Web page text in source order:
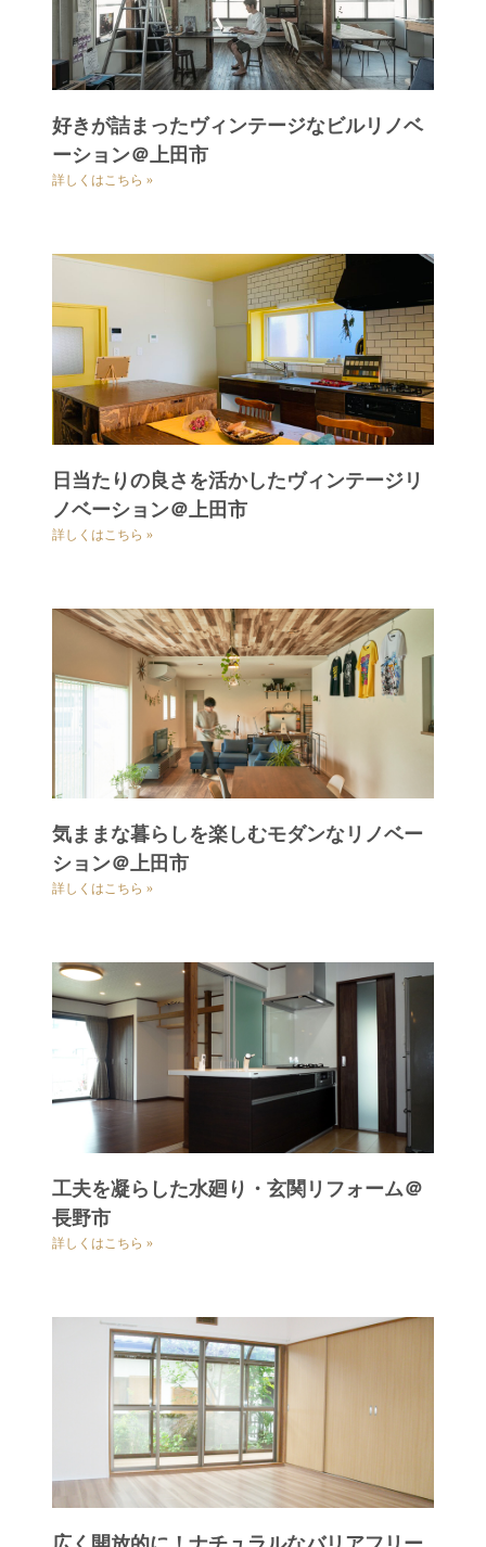
好きが詰まったヴィンテージなビルリノベ
ーション＠上田市
詳しくはこちら »
日当たりの良さを活かしたヴィンテージリ
ノベーション＠上田市
詳しくはこちら »
気ままな暮らしを楽しむモダンなリノベー
ション＠上田市
詳しくはこちら »
工夫を凝らした水廻り・玄関リフォーム＠
長野市
詳しくはこちら »